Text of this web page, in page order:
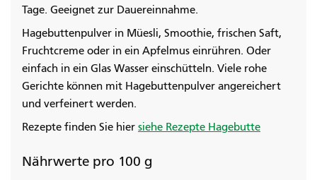
Tage. Geeignet zur Dauereinnahme.
Hagebuttenpulver in Müesli, Smoothie, frischen Saft,
Fruchtcreme oder in ein Apfelmus einrühren. Oder
einfach in ein Glas Wasser einschütteln. Viele rohe
Gerichte können mit Hagebuttenpulver angereichert
und verfeinert werden.
Rezepte finden Sie hier siehe Rezepte Hagebutte
Nährwerte pro 100 g